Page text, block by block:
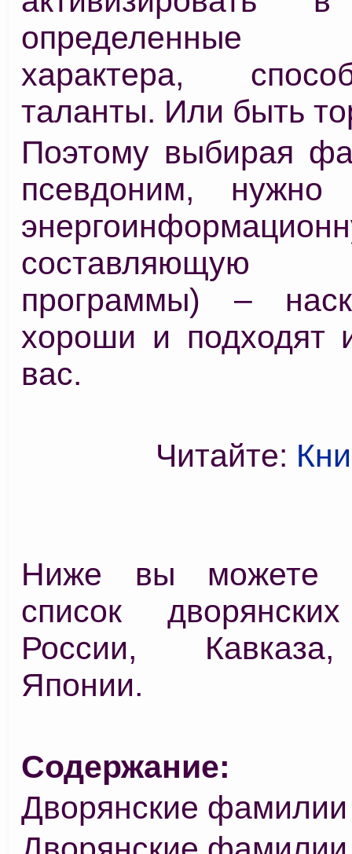
определенные
характера,
таланты. Или быть
Поэтому выбирая
псевдоним, нужно
составляющую
программы) –
хороши и подходят
вас.
Читайте:
Ниже вы можете
список
России,
Японии.
Содержание:
Дворянские